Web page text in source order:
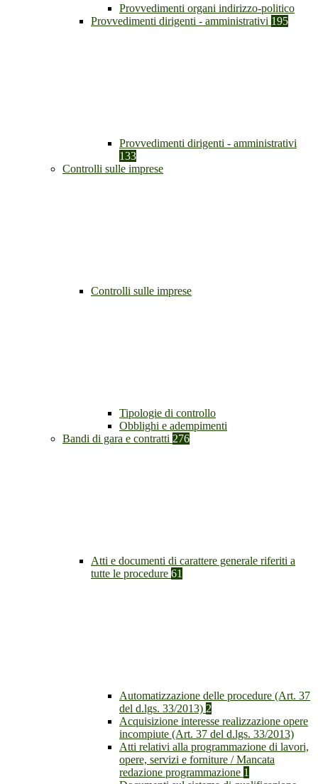
Provvedimenti organi indirizzo-politico
Provvedimenti dirigenti - amministrativi 195
Provvedimenti dirigenti - amministrativi
133
Controlli sulle imprese
Controlli sulle imprese
Tipologie di controllo
Obblighi e adempimenti
Bandi di gara e contratti 276
Atti e documenti di carattere generale riferiti a
tutte le procedure 61
Automatizzazione delle procedure (Art. 37
del d.lgs. 33/2013) 2
Acquisizione interesse realizzazione opere
incompiute (Art. 37 del d.lgs. 33/2013)
Atti relativi alla programmazione di lavori,
opere, servizi e forniture / Mancata
redazione programmazione 1